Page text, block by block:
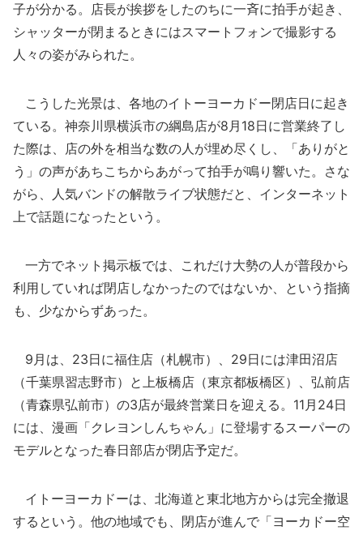
子が分かる。店長が挨拶をしたのちに一斉に拍手が起き、
シャッターが閉まるときにはスマートフォンで撮影する
人々の姿がみられた。
こうした光景は、各地のイトーヨーカドー閉店日に起き
ている。神奈川県横浜市の綱島店が8月18日に営業終了し
た際は、店の外を相当な数の人が埋め尽くし、「ありがと
う」の声があちこちからあがって拍手が鳴り響いた。さな
がら、人気バンドの解散ライブ状態だと、インターネット
上で話題になったという。
一方でネット掲示板では、これだけ大勢の人が普段から
利用していれば閉店しなかったのではないか、という指摘
も、少なからずあった。
9月は、23日に福住店（札幌市）、29日には津田沼店
（千葉県習志野市）と上板橋店（東京都板橋区）、弘前店
（青森県弘前市）の3店が最終営業日を迎える。11月24日
には、漫画「クレヨンしんちゃん」に登場するスーパーの
モデルとなった春日部店が閉店予定だ。
イトーヨーカドーは、北海道と東北地方からは完全撤退
するという。他の地域でも、閉店が進んで「ヨーカドー空